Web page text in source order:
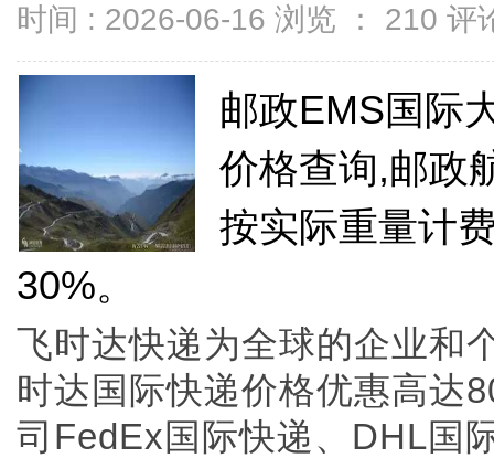
时间 : 2026-06-16 浏览 ： 210 评
邮政EMS国际
价格查询,邮政
按实际重量计
30%。
飞时达快递为全球的企业和
时达国际快递价格优惠高达
司FedEx国际快递、DHL国